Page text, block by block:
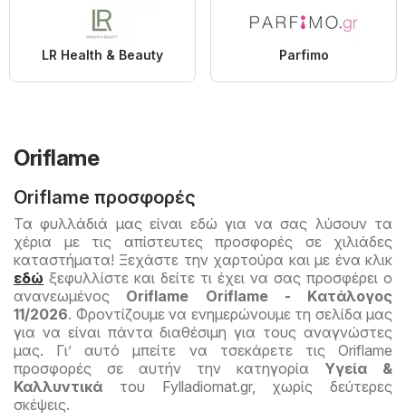
LR Health & Beauty Parfimo
Oriflame
Oriflame προσφορές
Τα φυλλάδιά μας είναι εδώ για να σας λύσουν τα
χέρια με τις απίστευτες προσφορές σε χιλιάδες
καταστήματα! Ξεχάστε την χαρτούρα και με ένα κλικ
εδώ ξεφυλλίστε και δείτε τι έχει να σας προσφέρει ο
ανανεωμένος Oriflame Oriflame - Kατάλογος
11/2026. Φροντίζουμε να ενημερώνουμε τη σελίδα μας
για να είναι πάντα διαθέσιμη για τους αναγνώστες
μας. Γι’ αυτό μπείτε να τσεκάρετε τις Oriflame
προσφορές σε αυτήν την κατηγορία Υγεία &
Καλλυντικά του Fylladiomat.gr, χωρίς δεύτερες
σκέψεις.